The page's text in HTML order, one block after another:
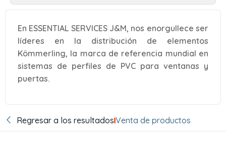
En ESSENTIAL SERVICES J&M, nos enorgullece ser
líderes en la distribución de elementos
Kömmerling, la marca de referencia mundial en
sistemas de perfiles de PVC para ventanas y
puertas.
Regresar a los resultadosVenta de productos